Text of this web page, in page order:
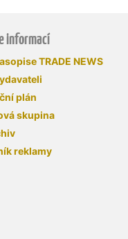
informací
TRADE NEWS
plán
skupina
reklamy